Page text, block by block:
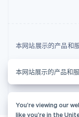
本网站展示的产品和
© 2026 Stripe,
本网站展示的产品和
You’re viewing our
like you’re in the